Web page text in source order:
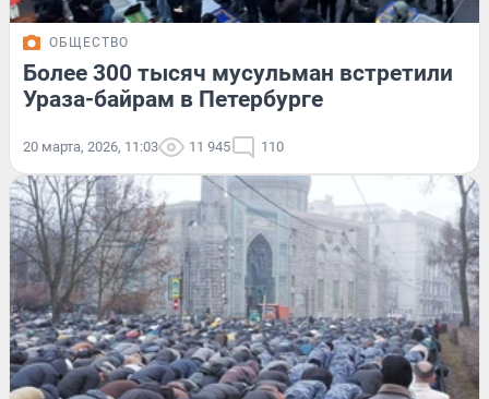
ОБЩЕСТВО
Более 300 тысяч мусульман встретили
Ураза-байрам в Петербурге
20 марта, 2026, 11:03 11 945 110